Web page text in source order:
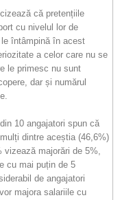
că pretențiile
cu nivelul lor de
întâmpină în acest
a celor care nu se
le primesc nu sunt
dar și numărul
10 angajatori spun că
dintre aceștia (46,6%)
vizează majorări de 5%,
cu mai puțin de 5
de angajatori
majora salariile cu